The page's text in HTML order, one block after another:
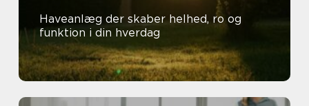
Haveanlæg der skaber helhed, ro og
funktion i din hverdag